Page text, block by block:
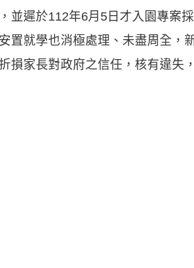
並遲於112年6月5日才入園專案
置就學也消極處理、未盡周全，
損家長對政府之信任，核有違失